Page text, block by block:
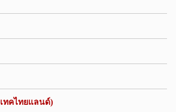
ทคไทยแลนด์)